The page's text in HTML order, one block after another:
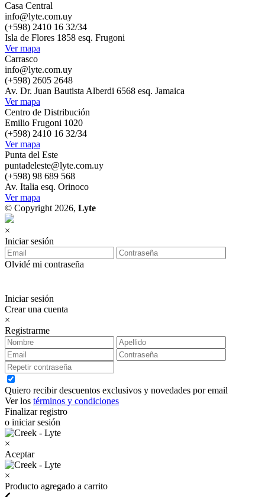
Casa Central
info@lyte.com.uy
(+598) 2410 16 32/34
Isla de Flores 1858 esq. Frugoni
Ver mapa
Carrasco
info@lyte.com.uy
(+598) 2605 2648
Av. Dr. Juan Bautista Alberdi 6568 esq. Jamaica
Ver mapa
Centro de Distribución
Emilio Frugoni 1020
(+598) 2410 16 32/34
Ver mapa
Punta del Este
puntadeleste@lyte.com.uy
(+598) 98 689 568
Av. Italia esq. Orinoco
Ver mapa
© Copyright 2026, Lyte
×
Iniciar sesión
Olvidé mi contraseña
Iniciar sesión
Crear una cuenta
×
Registrarme
Quiero recibir descuentos exclusivos y novedades por email
Ver los términos y condiciones
Finalizar registro
o iniciar sesión
×
Aceptar
×
Producto agregado a carrito